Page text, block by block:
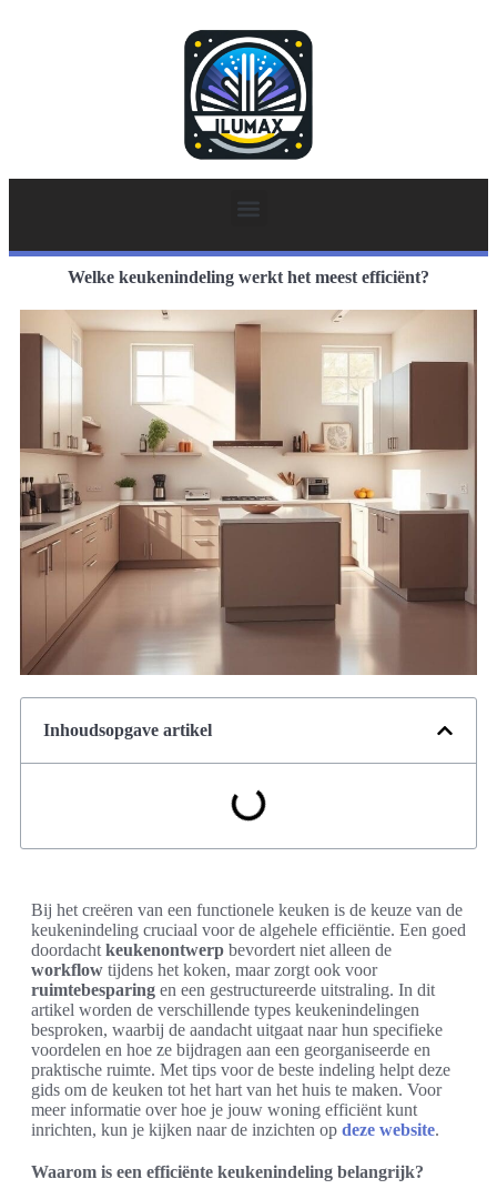
Welke keukenindeling werkt het meest efficiënt?
Inhoudsopgave artikel
Bij het creëren van een functionele keuken is de keuze van de
keukenindeling cruciaal voor de algehele efficiëntie. Een goed
doordacht keukenontwerp bevordert niet alleen de
workflow tijdens het koken, maar zorgt ook voor
ruimtebesparing en een gestructureerde uitstraling. In dit
artikel worden de verschillende types keukenindelingen
besproken, waarbij de aandacht uitgaat naar hun specifieke
voordelen en hoe ze bijdragen aan een georganiseerde en
praktische ruimte. Met tips voor de beste indeling helpt deze
gids om de keuken tot het hart van het huis te maken. Voor
meer informatie over hoe je jouw woning efficiënt kunt
inrichten, kun je kijken naar de inzichten op deze website.
Waarom is een efficiënte keukenindeling belangrijk?